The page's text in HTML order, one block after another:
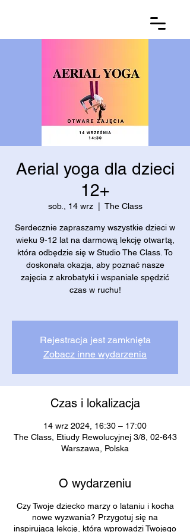
Aerial yoga dla dzieci
12+
sob., 14 wrz
  |
The Class
Serdecznie zapraszamy wszystkie dzieci w
wieku 9-12 lat na darmową lekcję otwartą,
która odbędzie się w Studio The Class. To
doskonała okazja, aby poznać nasze
zajęcia z akrobatyki i wspaniale spędzić
czas w ruchu!
Rejestracja jest zamknięta
Zobacz inne wydarzenia
Czas i lokalizacja
14 wrz 2024, 16:30 – 17:00
The Class, Etiudy Rewolucyjnej 3/8, 02-643
Warszawa, Polska
O wydarzeniu
Czy Twoje dziecko marzy o lataniu i kocha
nowe wyzwania? Przygotuj się na
inspirującą lekcję, która wprowadzi Twojego